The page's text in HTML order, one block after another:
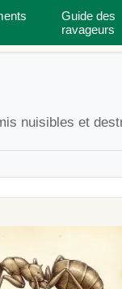
Guide des
ravageurs
Inspecteur
nuisibles et